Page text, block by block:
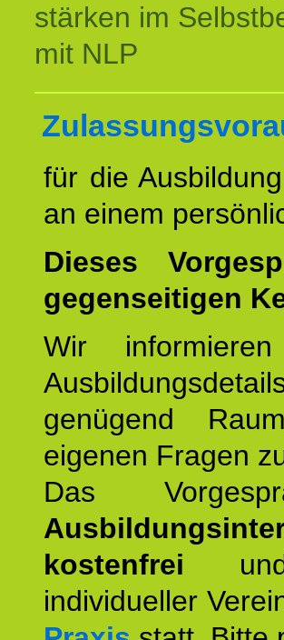
stärken im
mit NLP
für die
an einem
Dieses
gegenseitigen
Wir
genügend
eigenen Fragen
Das
kostenfrei
individueller